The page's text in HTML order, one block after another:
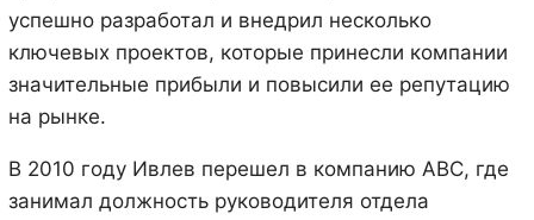
успешно разработал и внедрил несколько
ключевых проектов, которые принесли компании
значительные прибыли и повысили ее репутацию
на рынке.
В 2010 году Ивлев перешел в компанию ABC, где
занимал должность руководителя отдела